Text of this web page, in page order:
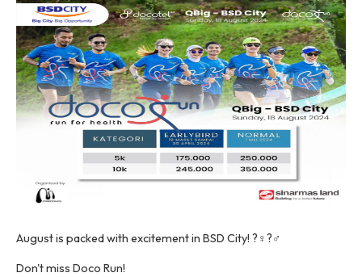
August is packed with excitement in BSD City! ?‍♀️?‍♂️
Don't miss Doco Run!